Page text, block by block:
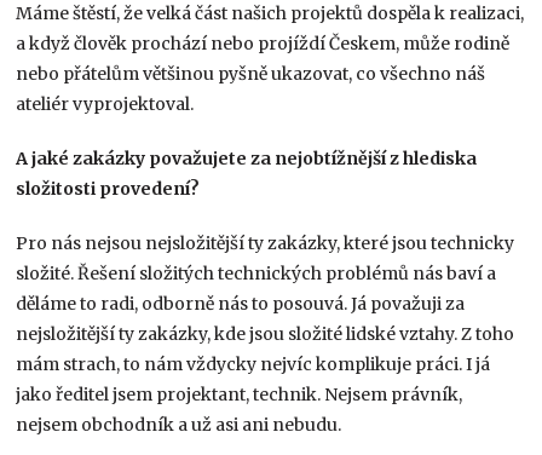
Máme štěstí, že velká část našich projektů dospěla k realizaci,
a když člověk prochází nebo projíždí Českem, může rodině
nebo přátelům většinou pyšně ukazovat, co všechno náš
ateliér vyprojektoval.
A jaké zakázky považujete za nejobtížnější z hlediska
složitosti provedení?
Pro nás nejsou nejsložitější ty zakázky, které jsou technicky
složité. Řešení složitých technických problémů nás baví a
děláme to radi, odborně nás to posouvá. Já považuji za
nejsložitější ty zakázky, kde jsou složité lidské vztahy. Z toho
mám strach, to nám vždycky nejvíc komplikuje práci. I já
jako ředitel jsem projektant, technik. Nejsem právník,
nejsem obchodník a už asi ani nebudu.